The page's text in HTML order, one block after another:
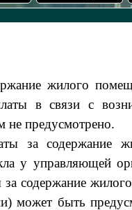
жилого
в связи с
не предусмотрено.
за содержание
у управляющей
содержание
может быть